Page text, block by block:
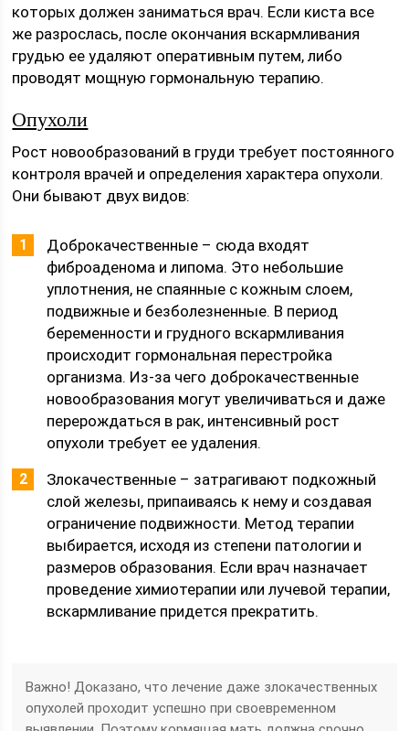
которых должен заниматься врач. Если киста все
же разрослась, после окончания вскармливания
грудью ее удаляют оперативным путем, либо
проводят мощную гормональную терапию.
Опухоли
Рост новообразований в груди требует постоянного
контроля врачей и определения характера опухоли.
Они бывают двух видов:
Доброкачественные – сюда входят
фиброаденома и липома. Это небольшие
уплотнения, не спаянные с кожным слоем,
подвижные и безболезненные. В период
беременности и грудного вскармливания
происходит гормональная перестройка
организма. Из-за чего доброкачественные
новообразования могут увеличиваться и даже
перерождаться в рак, интенсивный рост
опухоли требует ее удаления.
Злокачественные – затрагивают подкожный
слой железы, припаиваясь к нему и создавая
ограничение подвижности. Метод терапии
выбирается, исходя из степени патологии и
размеров образования. Если врач назначает
проведение химиотерапии или лучевой терапии,
вскармливание придется прекратить.
Важно! Доказано, что лечение даже злокачественных
опухолей проходит успешно при своевременном